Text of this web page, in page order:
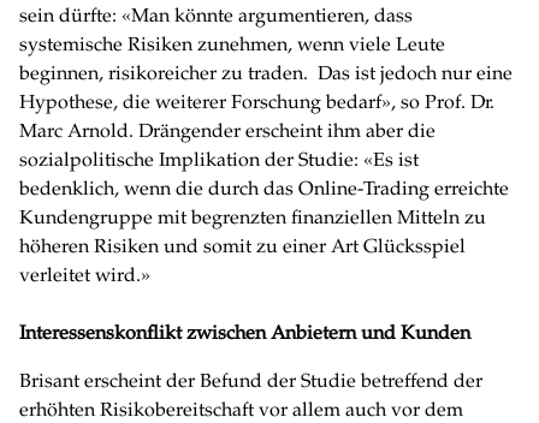
sein dürfte: «Man könnte argumentieren, dass
systemische Risiken zunehmen, wenn viele Leute
beginnen, risikoreicher zu traden. Das ist jedoch nur eine
Hypothese, die weiterer Forschung bedarf», so Prof. Dr.
Marc Arnold. Drängender erscheint ihm aber die
sozialpolitische Implikation der Studie: «Es ist
bedenklich, wenn die durch das Online-Trading erreichte
Kundengruppe mit begrenzten finanziellen Mitteln zu
höheren Risiken und somit zu einer Art Glücksspiel
verleitet wird.»
Interessenskonflikt zwischen Anbietern und Kunden
Brisant erscheint der Befund der Studie betreffend der
erhöhten Risikobereitschaft vor allem auch vor dem